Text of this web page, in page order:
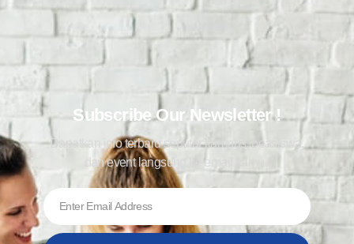
Subscribe Our Newsletter !
Dapatkan info terbaru seputar kampus, beasiswa,
dan event langsung ke email kamu !